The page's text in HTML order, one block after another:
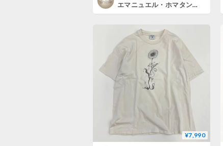
エマニュエル・ホマタン「DON'T THINK , BUY ART」T-Shirt（BLUE）
¥7,990